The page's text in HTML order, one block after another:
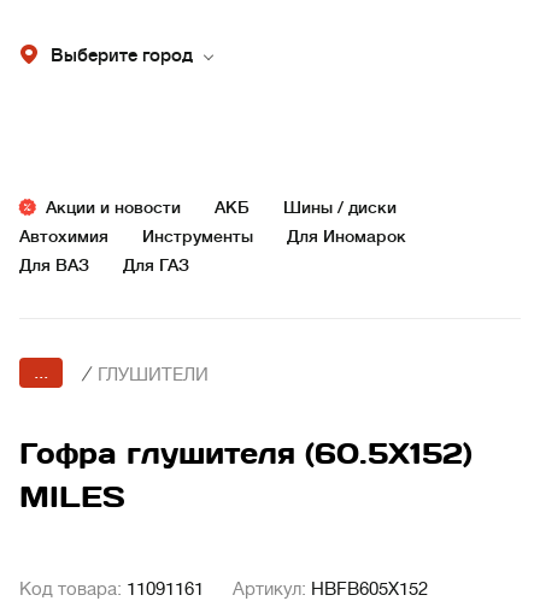
Выберите город
Акции и новости АКБ
Шины / диски
Автохимия
Инструменты
Для Иномарок
Для ВАЗ
Для ГАЗ
... / ГЛУШИТЕЛИ
Гофра глушителя (60.5X152)
MILES
Код товара: 11091161 Артикул: HBFB605X152